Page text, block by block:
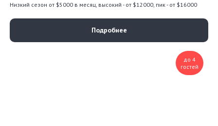
Низкий сезон от $5000 в месяц, высокий - от $12000, пик - от $16000
Подробнее
до 4
гостей